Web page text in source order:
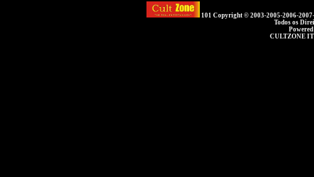
101 Copyright © 2003-2005-2006-
Todos os
CULTZONE